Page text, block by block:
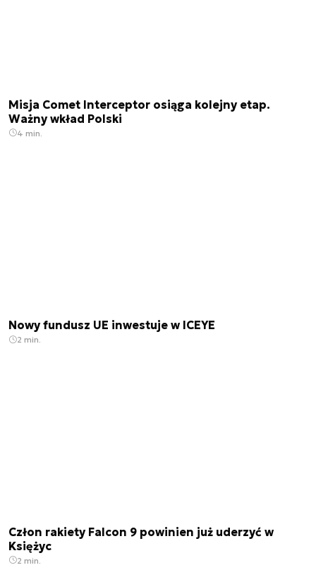
Misja Comet Interceptor osiąga kolejny etap.
Ważny wkład Polski
4 min.
Nowy fundusz UE inwestuje w ICEYE
2 min.
Człon rakiety Falcon 9 powinien już uderzyć w
Księżyc
2 min.